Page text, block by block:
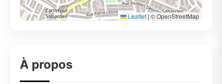
Leaflet |© OpenStreetMap
À propos